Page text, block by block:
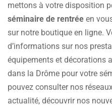
mettons à votre disposition
séminaire de rentrée en
sur notre boutique en ligne.
d’informations sur nos
équipements et décorations
dans la Drôme pour votre
pouvez consulter nos
actualité, découvrir nos